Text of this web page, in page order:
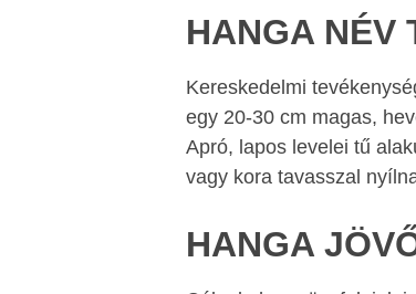
HANGA NÉV
Kereskedelmi
egy 20-30 cm magas,
Apró, lapos levelei tű
vagy kora tavasszal
HANGA